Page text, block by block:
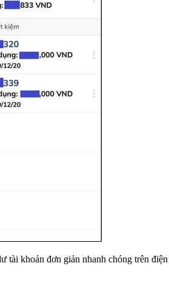
tài khoản đơn giản nhanh chóng trên